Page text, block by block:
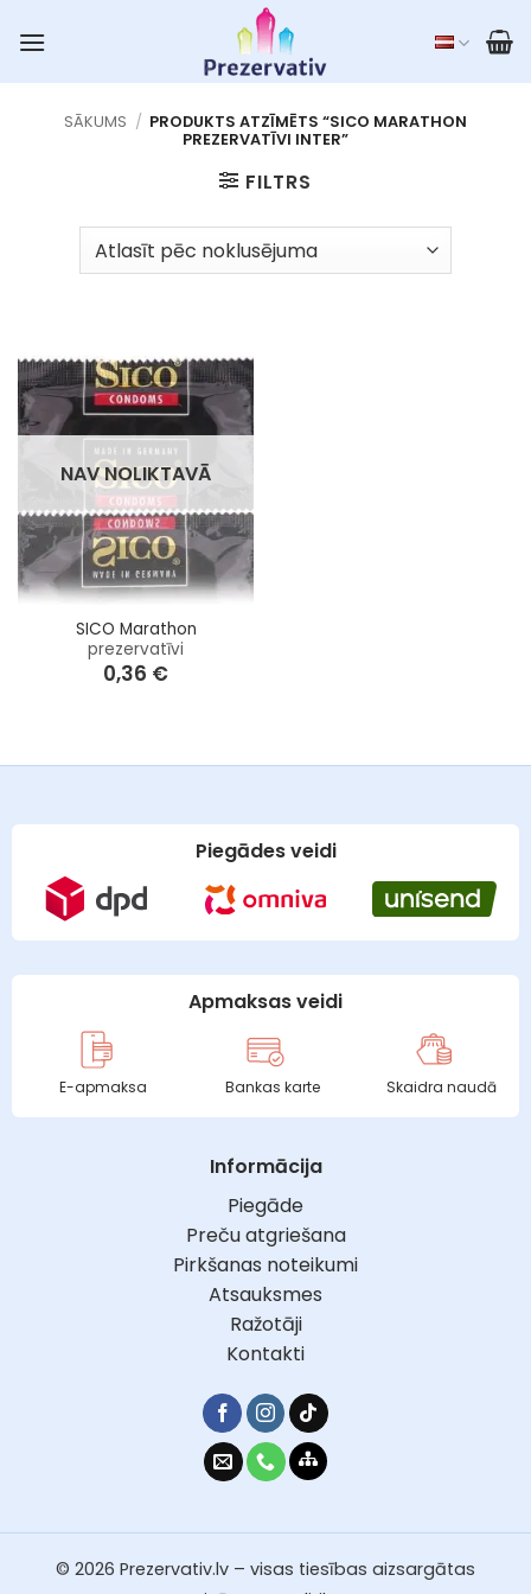
SĀKUMS / PRODUKTS ATZĪMĒTS “SICO MARATHON
PREZERVATĪVI INTER”
FILTRS
NAV NOLIKTAVĀ
SICO Marathon
prezervatīvi
0,36 €
Piegādes veidi
Apmaksas veidi
E-apmaksa Bankas karte Skaidra naudā
Informācija
Piegāde
Preču atgriešana
Pirkšanas noteikumi
Atsauksmes
Ražotāji
Kontakti
© 2026 Prezervativ.lv – visas tiesības aizsargātas